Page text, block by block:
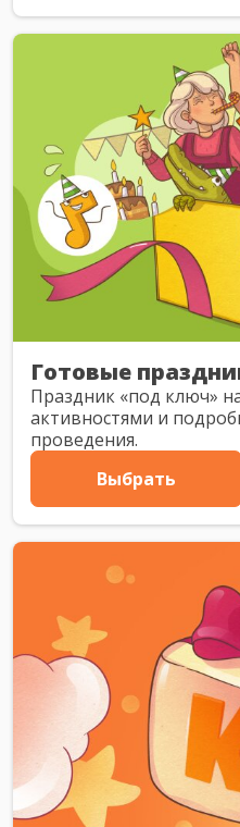
Готовые
Праздник «под ключ»
активностями и
проведения.
Выбрать